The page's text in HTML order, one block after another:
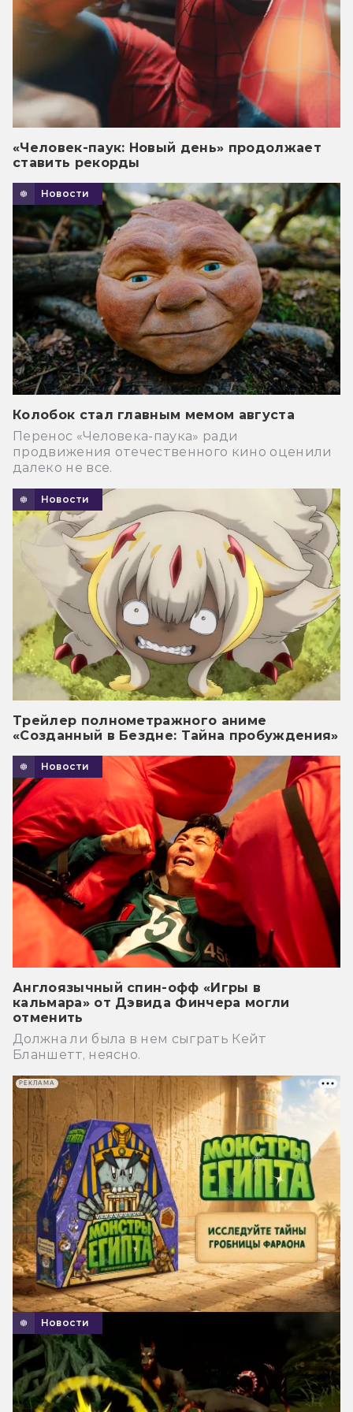
«Человек-паук: Новый день» продолжает
ставить рекорды
Новости
Колобок стал главным мемом августа
Перенос «Человека-паука» ради
продвижения отечественного кино оценили
далеко не все.
Новости
Трейлер полнометражного аниме
«Созданный в Бездне: Тайна пробуждения»
Новости
Англоязычный спин-офф «Игры в
кальмара» от Дэвида Финчера могли
отменить
Должна ли была в нем сыграть Кейт
Бланшетт, неясно.
Новости
РЕКЛАМА